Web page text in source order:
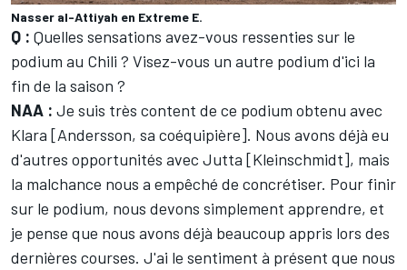
Nasser al-Attiyah en Extreme E.
Q : Quelles sensations avez-vous ressenties sur le
podium au Chili ? Visez-vous un autre podium d'ici la
fin de la saison ?
NAA : Je suis très content de ce podium obtenu avec
Klara [Andersson, sa coéquipière]. Nous avons déjà eu
d'autres opportunités avec Jutta [Kleinschmidt], mais
la malchance nous a empêché de concrétiser. Pour finir
sur le podium, nous devons simplement apprendre, et
je pense que nous avons déjà beaucoup appris lors des
dernières courses. J'ai le sentiment à présent que nous